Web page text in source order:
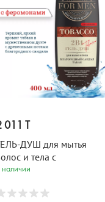
011 T
ДУШ для мытья
и тела с
FOR MEN TOBACCO
наличии